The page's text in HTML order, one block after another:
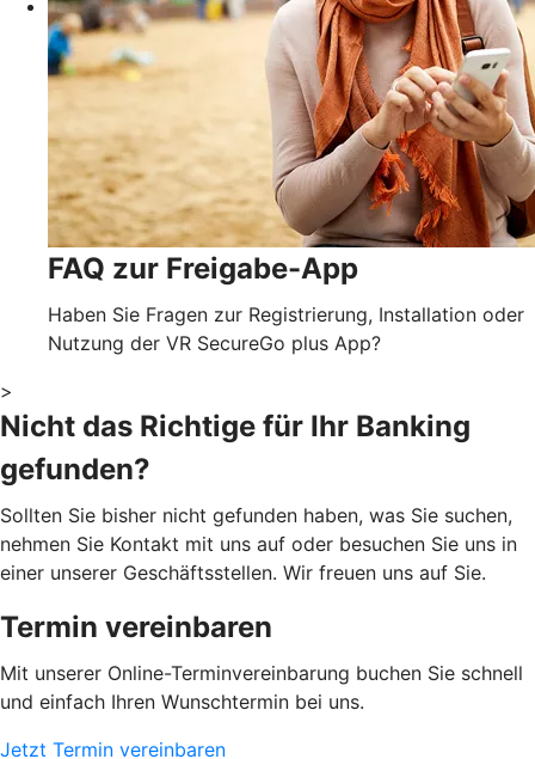
FAQ zur Freigabe-App
Haben Sie Fragen zur Registrierung, Installation oder
Nutzung der VR SecureGo plus App?
>
Nicht das Richtige für Ihr Banking
gefunden?
Sollten Sie bisher nicht gefunden haben, was Sie suchen,
nehmen Sie Kontakt mit uns auf oder besuchen Sie uns in
einer unserer Geschäftsstellen. Wir freuen uns auf Sie.
Termin vereinbaren
Mit unserer Online-Terminvereinbarung buchen Sie schnell
und einfach Ihren Wunschtermin bei uns.
Jetzt Termin vereinbaren